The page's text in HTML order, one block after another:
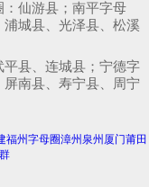
仙游县；南平字母
城县、光泽县、松溪
县、连城县；宁德字
南县、寿宁县、周宁
福州字母圈漳州泉州厦门莆田